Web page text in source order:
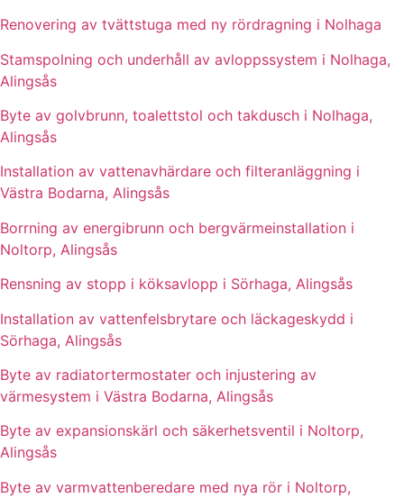
Renovering av tvättstuga med ny rördragning i Nolhaga
Stamspolning och underhåll av avloppssystem i Nolhaga,
Alingsås
Byte av golvbrunn, toalettstol och takdusch i Nolhaga,
Alingsås
Installation av vattenavhärdare och filteranläggning i
Västra Bodarna, Alingsås
Borrning av energibrunn och bergvärmeinstallation i
Noltorp, Alingsås
Rensning av stopp i köksavlopp i Sörhaga, Alingsås
Installation av vattenfelsbrytare och läckageskydd i
Sörhaga, Alingsås
Byte av radiatortermostater och injustering av
värmesystem i Västra Bodarna, Alingsås
Byte av expansionskärl och säkerhetsventil i Noltorp,
Alingsås
Byte av varmvattenberedare med nya rör i Noltorp,